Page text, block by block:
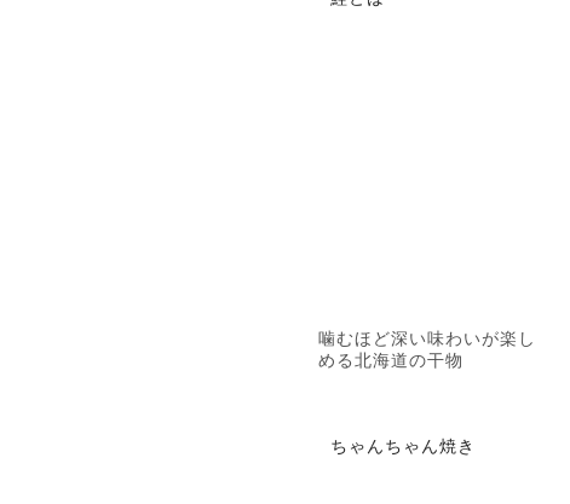
噛むほど深い味わいが楽し
める北海道の干物
ちゃんちゃん焼き